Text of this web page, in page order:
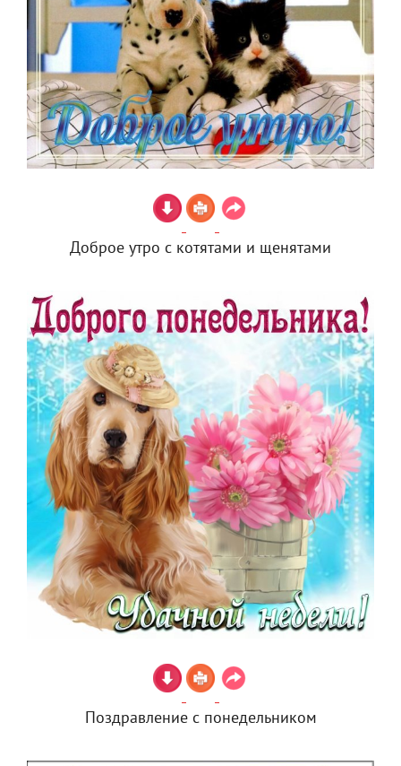
Доброе утро с котятами и щенятами
Поздравление с понедельником